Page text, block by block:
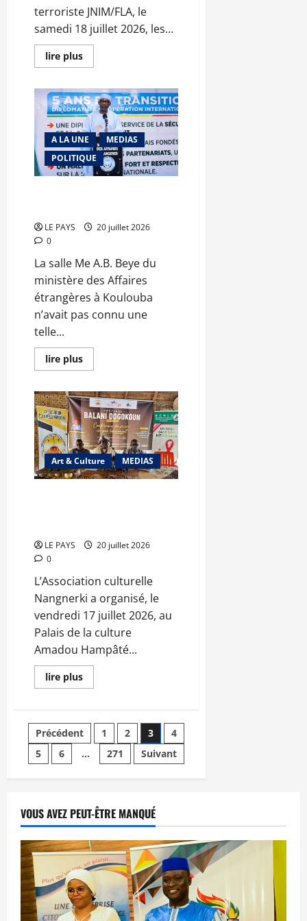
terroriste JNIM/FLA, le
samedi 18 juillet 2026, les...
lire plusEn
savoir
Embuscade
à
Tabrichat
:
la
riposte
fulgurante
des
FAMa
met
terroriste
A LA UNE
MEDIAS
POLITIQUE
LE PAYS
20 juillet 2026
0
La salle Me A.B. Beye du
ministère des Affaires
étrangères à Koulouba
n’avait pas connu une
telle...
lire plusEn
savoir
Abdoulaye
Diop
revendique
cinq
ans
d’une
diplomatie
de
rupture
Art & Culture MEDIAS
LE PAYS
20 juillet 2026
0
L’Association culturelle
Nangnerki a organisé, le
vendredi 17 juillet 2026, au
Palais de la culture
Amadou Hampâté...
lire plusEn
savoir
Dogokoun :
la
première
édition
placée
le
la
culture
Pagination
des
Précédent 1 2 3
4
5
6 … 271 Suivant
VOUS AVEZ PEUT-ÊTRE MANQUÉ